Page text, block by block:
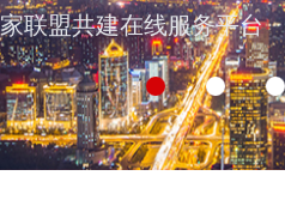
联盟共建在线服务平台